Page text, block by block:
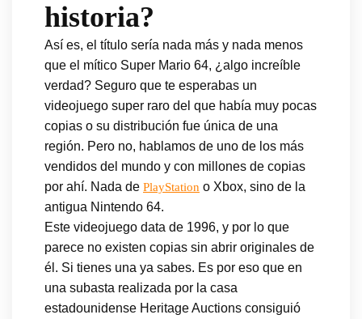
historia?
Así es, el título sería nada más y nada menos
que el mítico Super Mario 64, ¿algo increíble
verdad? Seguro que te esperabas un
videojuego super raro del que había muy pocas
copias o su distribución fue única de una
región. Pero no, hablamos de uno de los más
vendidos del mundo y con millones de copias
por ahí. Nada de PlayStation o Xbox, sino de la
antigua Nintendo 64.
Este videojuego data de 1996, y por lo que
parece no existen copias sin abrir originales de
él. Si tienes una ya sabes. Es por eso que en
una subasta realizada por la casa
estadounidense Heritage Auctions consiguió